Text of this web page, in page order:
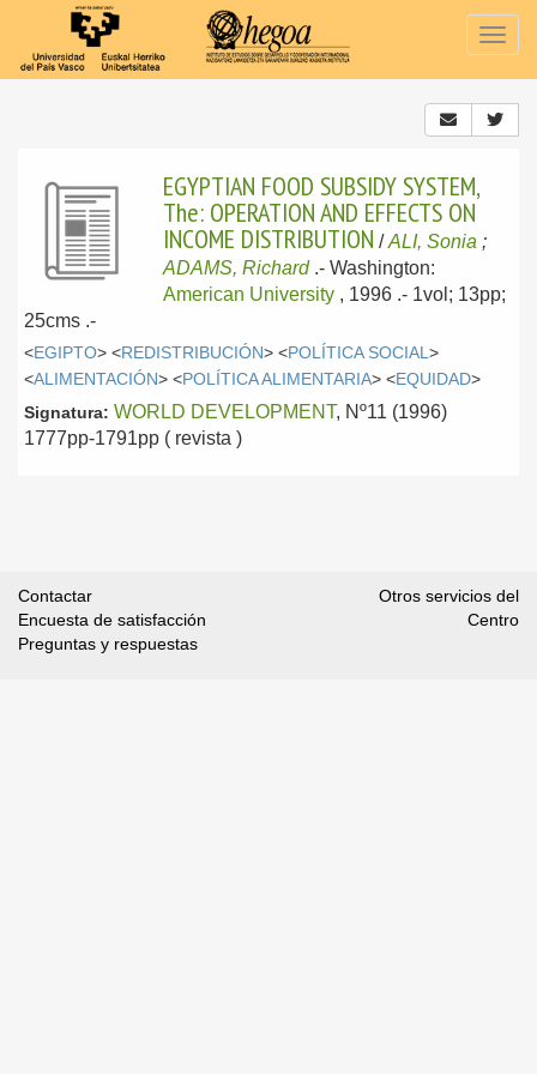
EGYPTIAN FOOD SUBSIDY SYSTEM,
The: OPERATION AND EFFECTS ON
INCOME DISTRIBUTION /ALI, Sonia ;
ADAMS, Richard .- Washington:
American University , 1996 .- 1vol; 13pp;
25cms .-
<EGIPTO> <REDISTRIBUCIÓN> <POLÍTICA SOCIAL >
<ALIMENTACIÓN> <POLÍTICA ALIMENTARIA> <EQUIDAD>
Signatura: WORLD DEVELOPMENT, Nº11 (1996)
1777pp-1791pp ( revista )
Contactar
Encuesta de satisfacción
Preguntas y respuestas
Otros servicios del
Centro